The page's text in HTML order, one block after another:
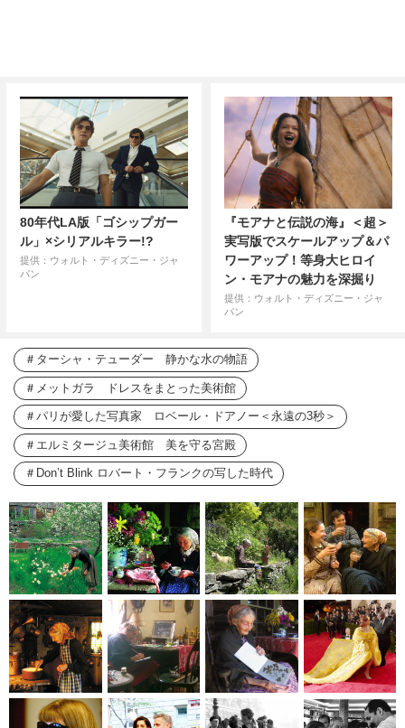
80年代LA版「ゴシップガー
ル」×シリアルキラー!?
提供：ウォルト・ディズニー・ジャ
パン
『モアナと伝説の海』＜超＞
実写版でスケールアップ＆パ
ワーアップ！等身大ヒロイ
ン・モアナの魅力を深掘り
提供：ウォルト・ディズニー・ジャ
パン
ターシャ・テューダー 静かな水の物語
メットガラ ドレスをまとった美術館
パリが愛した写真家 ロベール・ドアノー＜永遠の3秒＞
エルミタージュ美術館 美を守る宮殿
Don’t Blink ロバート・フランクの写した時代